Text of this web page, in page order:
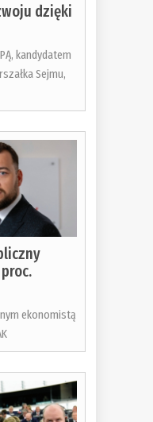
dzięki
kandydatem
Sejmu,
ekonomistą